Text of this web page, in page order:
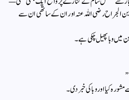
الجراح رضی اللہ عنہ اور ان کے ساتھی ان سے
میں وبا پھیل چکی ہے۔
کیا اور وبا کی خبر دی۔